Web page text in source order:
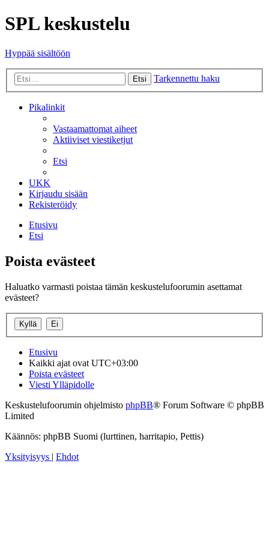
SPL keskustelu
Hyppää sisältöön
Etsi Tarkennettu haku
Pikalinkit
Vastaamattomat aiheet
Aktiiviset viestiketjut
Etsi
UKK
Kirjaudu sisään
Rekisteröidy
Etusivu
Etsi
Poista evästeet
Haluatko varmasti poistaa tämän keskustelufoorumin asettamat
evästeet?
Etusivu
Kaikki ajat ovat UTC+03:00
Poista evästeet
Viesti Ylläpidolle
Keskustelufoorumin ohjelmisto phpBB® Forum Software © phpBB
Limited
Käännös: phpBB Suomi (lurttinen, harritapio, Pettis)
Yksityisyys | Ehdot